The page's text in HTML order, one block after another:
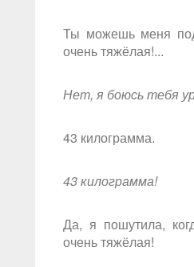
Ты можешь меня
очень тяжёлая!...
Нет, я боюсь тебя
43 килограмма.
43 килограмма!
Да, я пошутила,
очень тяжёлая!